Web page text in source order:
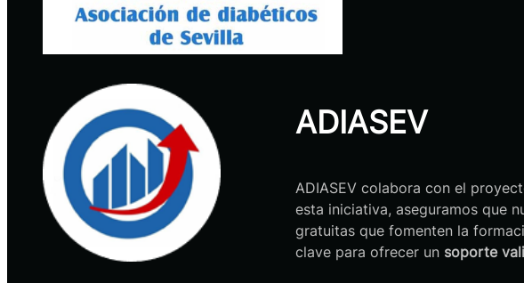
ADIASEV
ADIASEV colabora con el
esta iniciativa, aseguramos que
gratuitas que fomenten la
clave para ofrecer un soporte